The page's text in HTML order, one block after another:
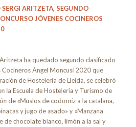
ARITZETA, SEGUNDO
JÓVENES COCINEROS
ha quedado segundo clasificado
Cocineros Àngel Moncusí 2020 que
de Hostelería de Lleida, se celebró
la Escuela de Hostelería y Turismo de
de «Muslos de codorniz a la catalana,
y jugo de asado» y «Manzana
de chocolate blanco, limón a la sal y